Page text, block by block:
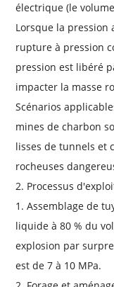
électrique (le
Lorsque la pression
rupture à pression
pression est libéré
impacter la masse
Scénarios
mines de charbon
lisses de tunnels et
rocheuses
2. Processus
1. Assemblage de
liquide à 80 % du
explosion par
est de 7 à 10 MPa.